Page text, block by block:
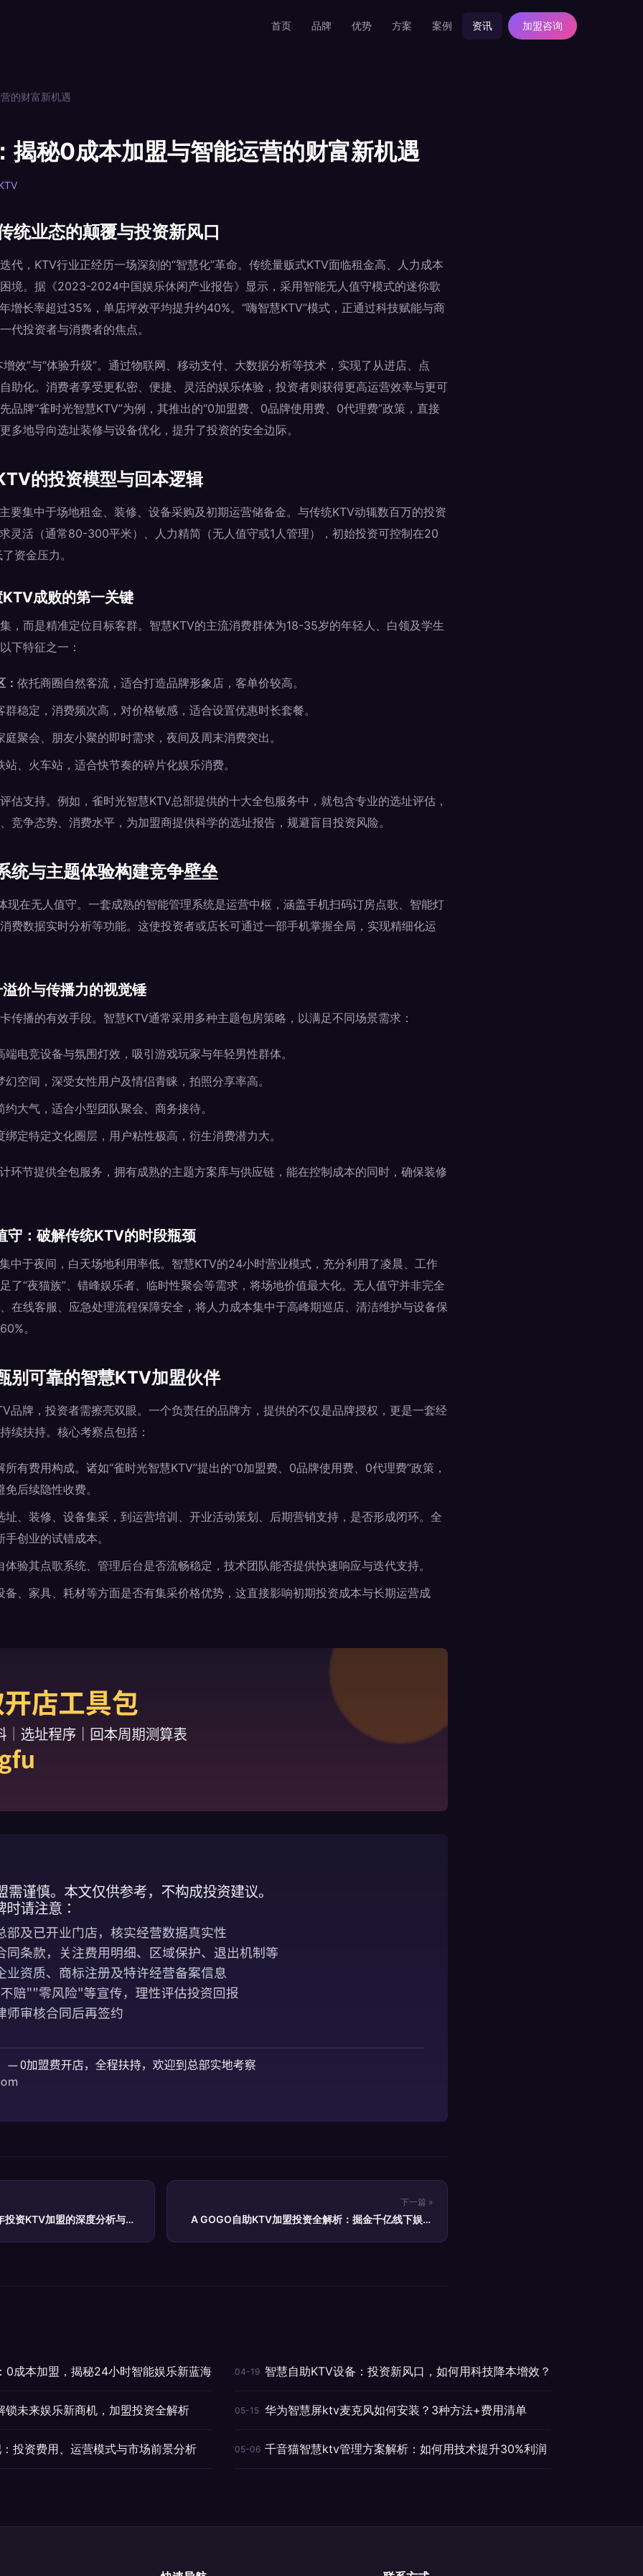
首页 品牌 优势 方案 案例 资讯 加盟咨询
的财富新机遇
揭秘0成本加盟与智能运营的财富新机遇
统业态的颠覆与投资新风口
代，KTV行业正经历一场深刻的“智慧化”革命。传统量贩式KTV面临租金高、人力成本
境。据《2023-2024中国娱乐休闲产业报告》显示，采用智能无人值守模式的迷你歌
增长率超过35%，单店坪效平均提升约40%。“嗨智慧KTV”模式，正通过科技赋能与商
代投资者与消费者的焦点。
效”与“体验升级”。通过物联网、移动支付、大数据分析等技术，实现了从进店、点
助化。消费者享受更私密、便捷、灵活的娱乐体验，投资者则获得更高运营效率与更可
品牌“雀时光智慧KTV”为例，其推出的“0加盟费、0品牌使用费、0代理费”政策，直接
多地导向选址装修与设备优化，提升了投资的安全边际。
的投资模型与回本逻辑
要集中于场地租金、装修、设备采购及初期运营储备金。与传统KTV动辄数百万的投资
灵活（通常80-300平米）、人力精简（无人值守或1人管理），初始投资可控制在20
资金压力。
成败的第一关键
，而是精准定位目标客群。智慧KTV的主流消费群体为18-35岁的年轻人、白领及学生
下特征之一：
依托商圈自然客流，适合打造品牌形象店，客单价较高。
群稳定，消费频次高，对价格敏感，适合设置优惠时长套餐。
庭聚会、朋友小聚的即时需求，夜间及周末消费突出。
站、火车站，适合快节奏的碎片化娱乐消费。
估支持。例如，雀时光智慧KTV总部提供的十大全包服务中，就包含专业的选址评估，
竞争态势、消费水平，为加盟商提供科学的选址报告，规避盲目投资风险。
统与主题体验构建竞争壁垒
现在无人值守。一套成熟的智能管理系统是运营中枢，涵盖手机扫码订房点歌、智能灯
费数据实时分析等功能。这使投资者或店长可通过一部手机掌握全局，实现精细化运
价与传播力的视觉锤
传播的有效手段。智慧KTV通常采用多种主题包房策略，以满足不同场景需求：
端电竞设备与氛围灯效，吸引游戏玩家与年轻男性群体。
幻空间，深受女性用户及情侣青睐，拍照分享率高。
约大气，适合小型团队聚会、商务接待。
绑定特定文化圈层，用户粘性极高，衍生消费潜力大。
环节提供全包服务，拥有成熟的主题方案库与供应链，能在控制成本的同时，确保装修
守：破解传统KTV的时段瓶颈
中于夜间，白天场地利用率低。智慧KTV的24小时营业模式，充分利用了凌晨、工作
了“夜猫族”、错峰娱乐者、临时性聚会等需求，将场地价值最大化。无人值守并非完全
在线客服、应急处理流程保障安全，将人力成本集中于高峰期巡店、清洁维护与设备保
。
别可靠的智慧KTV加盟伙伴
品牌，投资者需擦亮双眼。一个负责任的品牌方，提供的不仅是品牌授权，更是一套经
续扶持。核心考察点包括：
所有费用构成。诸如“雀时光智慧KTV”提出的“0加盟费、0品牌使用费、0代理费”政策，
后续隐性收费。
址、装修、设备集采，到运营培训、开业活动策划、后期营销支持，是否形成闭环。全
创业的试错成本。
体验其点歌系统、管理后台是否流畅稳定，技术团队能否提供快速响应与迭代支持。
备、家具、耗材等方面是否有集采价格优势，这直接影响初期投资成本与长期运营成
资KTV加盟的深度分析与前
下一篇 »
A GOGO自助KTV加盟投资全解析：掘金千亿线下娱乐
0成本加盟，揭秘24小时智能娱乐新蓝海 04-19 智慧自助KTV设备：投资新风口，如何用科技降本增效？
锁未来娱乐新商机，加盟投资全解析 05-15 华为智慧屏ktv麦克风如何安装？3种方法+费用清单
投资费用、运营模式与市场前景分析 05-06 千音猫智慧ktv管理方案解析：如何用技术提升30%利润